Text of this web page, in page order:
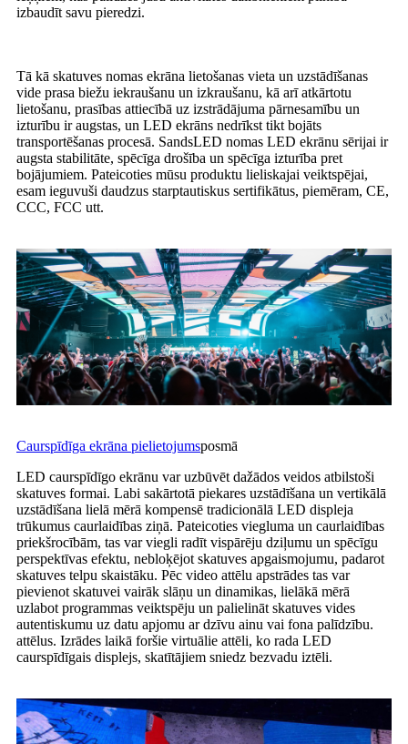
izbaudīt savu pieredzi.
Tā kā skatuves nomas ekrāna lietošanas vieta un uzstādīšanas
vide prasa biežu iekraušanu un izkraušanu, kā arī atkārtotu
lietošanu, prasības attiecībā uz izstrādājuma pārnesamību un
izturību ir augstas, un LED ekrāns nedrīkst tikt bojāts
transportēšanas procesā. SandsLED nomas LED ekrānu sērijai ir
augsta stabilitāte, spēcīga drošība un spēcīga izturība pret
bojājumiem. Pateicoties mūsu produktu lieliskajai veiktspējai,
esam ieguvuši daudzus starptautiskus sertifikātus, piemēram, CE,
CCC, FCC utt.
Caurspīdīga ekrāna pielietojumsposmā
LED caurspīdīgo ekrānu var uzbūvēt dažādos veidos atbilstoši
skatuves formai. Labi sakārtotā piekares uzstādīšana un vertikālā
uzstādīšana lielā mērā kompensē tradicionālā LED displeja
trūkumus caurlaidības ziņā. Pateicoties viegluma un caurlaidības
priekšrocībām, tas var viegli radīt vispārēju dziļumu un spēcīgu
perspektīvas efektu, nebloķējot skatuves apgaismojumu, padarot
skatuves telpu skaistāku. Pēc video attēlu apstrādes tas var
pievienot skatuvei vairāk slāņu un dinamikas, lielākā mērā
uzlabot programmas veiktspēju un palielināt skatuves vides
autentiskumu uz datu apjomu ar dzīvu ainu vai fona palīdzību.
attēlus. Izrādes laikā foršie virtuālie attēli, ko rada LED
caurspīdīgais displejs, skatītājiem sniedz bezvadu iztēli.